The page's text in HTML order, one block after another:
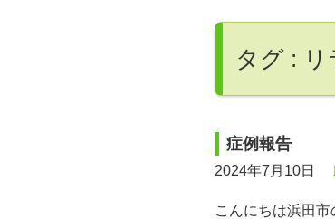
タグ : リ
症例報告
2024年7月10日
こんにちは浜田